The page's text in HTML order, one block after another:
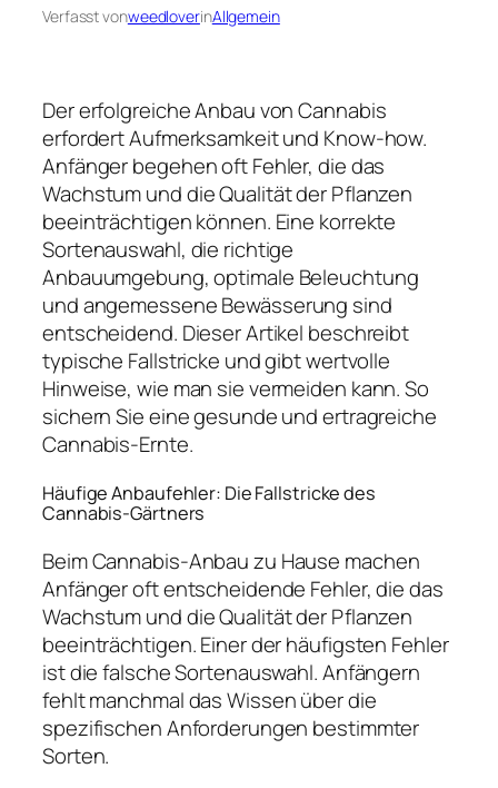
Verfasst vonweedloverinAllgemein
Der erfolgreiche Anbau von Cannabis
erfordert Aufmerksamkeit und Know-how.
Anfänger begehen oft Fehler, die das
Wachstum und die Qualität der Pflanzen
beeinträchtigen können. Eine korrekte
Sortenauswahl, die richtige
Anbauumgebung, optimale Beleuchtung
und angemessene Bewässerung sind
entscheidend. Dieser Artikel beschreibt
typische Fallstricke und gibt wertvolle
Hinweise, wie man sie vermeiden kann. So
sichern Sie eine gesunde und ertragreiche
Cannabis-Ernte.
Häufige Anbaufehler: Die Fallstricke des
Cannabis-Gärtners
Beim Cannabis-Anbau zu Hause machen
Anfänger oft entscheidende Fehler, die das
Wachstum und die Qualität der Pflanzen
beeinträchtigen. Einer der häufigsten Fehler
ist die falsche Sortenauswahl. Anfängern
fehlt manchmal das Wissen über die
spezifischen Anforderungen bestimmter
Sorten.